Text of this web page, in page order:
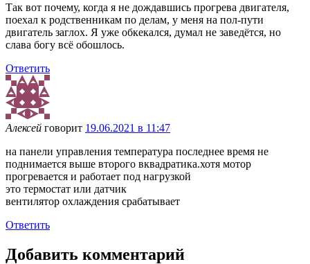
Так вот почему, когда я не дождавшись прогрева двигателя,
поехал к родственникам по делам, у меня на пол-пути
двигатель заглох. Я уже обкекался, думал не заведётся, но
слава богу всё обошлось.
Ответить
Алексей говорит 19.06.2021 в 11:47
на панели управления температура последнее время не
поднимается выше второго вквадратика.хотя мотор
прогревается и работает под нагрузкой
это термостат или датчик
вентилятор охлаждения срабатывает
Ответить
Добавить комментарий